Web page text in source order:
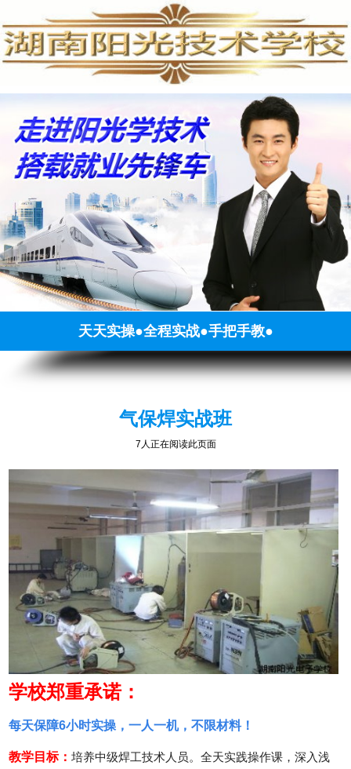
天天实操●全程实战●手把手教●
气保焊实战班
13人正在阅读此页面
学校郑重承诺：
每天保障6小时实操，一人一机，不限材料！
教学目标：培养中级焊工技术人员。全天实践操作课，深入浅